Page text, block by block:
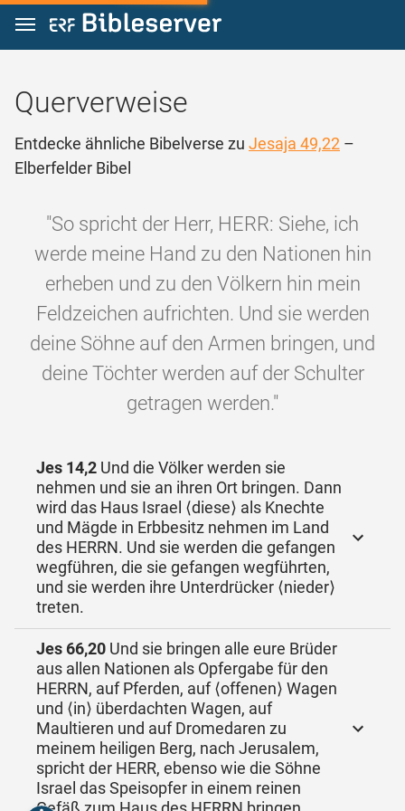
Zum Inhalt springen
Querverweise
Entdecke ähnliche Bibelverse zu Jesaja 49,22 –
Elberfelder Bibel
"So spricht der Herr, HERR: Siehe, ich
werde meine Hand zu den Nationen hin
erheben und zu den Völkern hin mein
Feldzeichen aufrichten. Und sie werden
deine Söhne auf den Armen bringen, und
deine Töchter werden auf der Schulter
getragen werden."
Jes 14,2 Und die Völker werden sie
nehmen und sie an ihren Ort bringen. Dann
wird das Haus Israel ⟨diese⟩ als Knechte
und Mägde in Erbbesitz nehmen im Land
des HERRN. Und sie werden die gefangen
wegführen, die sie gefangen wegführten,
und sie werden ihre Unterdrücker ⟨nieder⟩
treten.
Jes 66,20 Und sie bringen alle eure Brüder
aus allen Nationen als Opfergabe für den
HERRN, auf Pferden, auf ⟨offenen⟩ Wagen
und ⟨in⟩ überdachten Wagen, auf
Maultieren und auf Dromedaren zu
meinem heiligen Berg, nach Jerusalem,
spricht der HERR, ebenso wie die Söhne
Israel das Speisopfer in einem reinen